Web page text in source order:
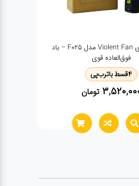
فندک پلاسمای jl892-2
4قسط باترب‌پی
650,000 تومان